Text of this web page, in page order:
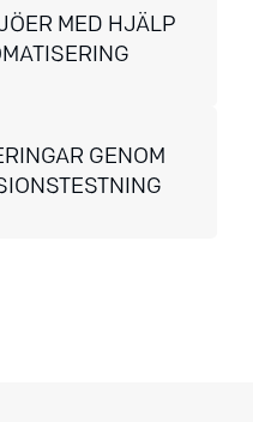
MED HJÄLP
GENOM